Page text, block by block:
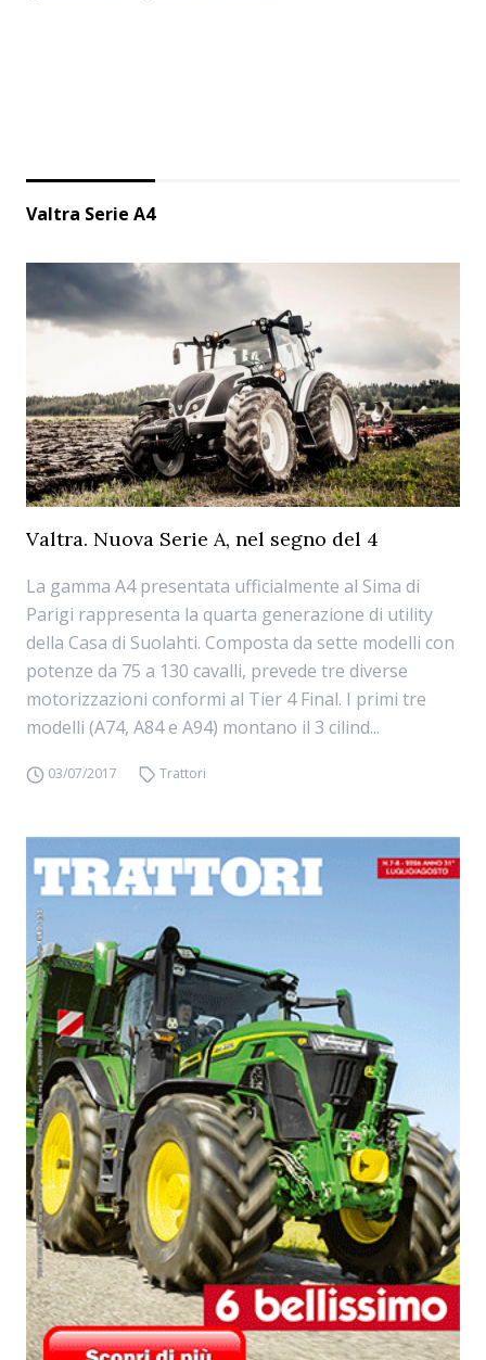
Valtra Serie A4
Valtra. Nuova Serie A, nel segno del 4
La gamma A4 presentata ufficialmente al Sima di
Parigi rappresenta la quarta generazione di utility
della Casa di Suolahti. Composta da sette modelli con
potenze da 75 a 130 cavalli, prevede tre diverse
motorizzazioni conformi al Tier 4 Final. I primi tre
modelli (A74, A84 e A94) montano il 3 cilind...
03/07/2017 Trattori